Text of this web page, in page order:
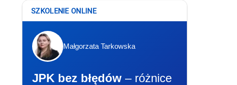
SZKOLENIE ONLINE
Małgorzata Tarkowska
JPK bez błędów – różnice